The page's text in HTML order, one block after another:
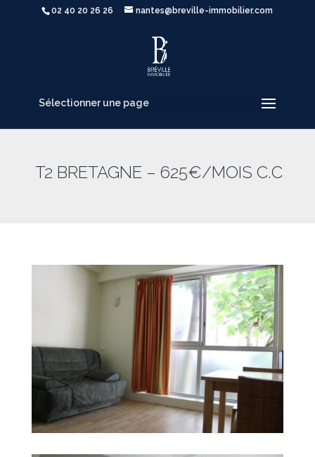
02 40 20 26 26 nantes@breville-immobilier.com
Sélectionner une page
T2 BRETAGNE – 625€/MOIS C.C